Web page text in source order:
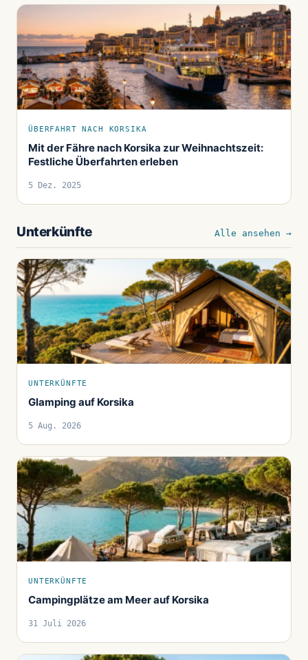
ÜBERFAHRT NACH KORSIKA
Mit der Fähre nach Korsika zur Weihnachtszeit:
Festliche Überfahrten erleben
5 Dez. 2025
Unterkünfte Alle ansehen →
UNTERKÜNFTE
Glamping auf Korsika
5 Aug. 2026
UNTERKÜNFTE
Campingplätze am Meer auf Korsika
31 Juli 2026